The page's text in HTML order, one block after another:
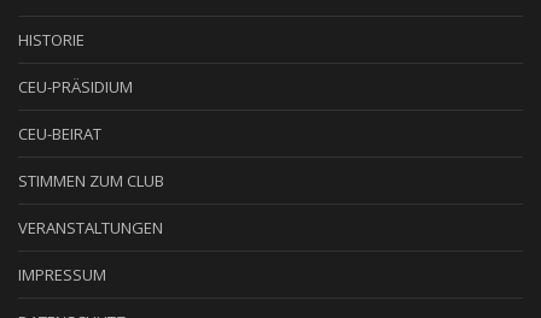
HISTORIE
CEU-PRÄSIDIUM
CEU-BEIRAT
STIMMEN ZUM CLUB
VERANSTALTUNGEN
IMPRESSUM